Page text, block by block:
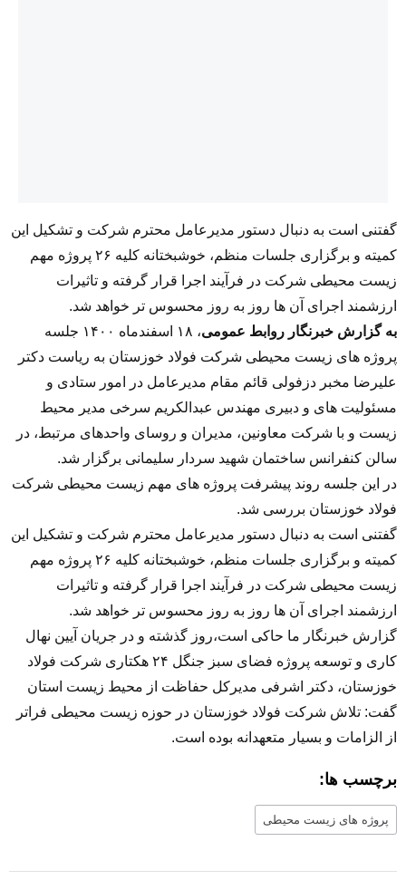
گفتنی است به دنبال دستور مدیرعامل محترم شرکت و تشکیل این
کمیته و برگزاری جلسات منظم، خوشبختانه کلیه ۲۶ پروژه مهم
زیست محیطی شرکت در فرآیند اجرا قرار گرفته و تاثیرات
ارزشمند اجرای آن ها روز به روز محسوس تر خواهد شد.
به گزارش خبرنگار روابط عمومی
، ۱۸ اسفندماه ۱۴۰۰ جلسه
پروژه های زیست محیطی شرکت فولاد خوزستان به ریاست دکتر
علیرضا مخبر دزفولی قائم مقام مدیرعامل در امور ستادی و
مسئولیت های و دبیری مهندس عبدالکریم سرخی مدیر محیط
زیست و با شرکت معاونین، مدیران و روسای واحدهای مرتبط، در
سالن کنفرانس ساختمان شهید سردار سلیمانی برگزار شد.
در این جلسه روند پیشرفت پروژه های مهم زیست محیطی شرکت
فولاد خوزستان بررسی شد.
گفتنی است به دنبال دستور مدیرعامل محترم شرکت و تشکیل این
کمیته و برگزاری جلسات منظم، خوشبختانه کلیه ۲۶ پروژه مهم
زیست محیطی شرکت در فرآیند اجرا قرار گرفته و تاثیرات
ارزشمند اجرای آن ها روز به روز محسوس تر خواهد شد.
گزارش خبرنگار ما حاکی است،روز گذشته و در جریان آیین نهال
کاری و توسعه پروژه فضای سبز جنگل ۲۴ هکتاری شرکت فولاد
خوزستان، دکتر اشرفی مدیرکل حفاظت از محیط زیست استان
گفت: تلاش شرکت فولاد خوزستان در حوزه زیست محیطی فراتر
از الزامات و بسیار متعهدانه بوده است.
برچسب ها:
پروژه های زیست محیطی